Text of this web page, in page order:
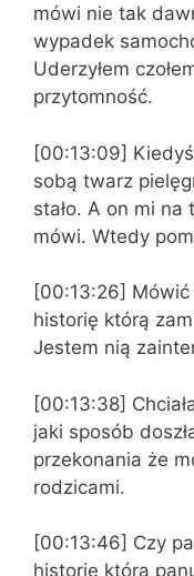
mówi nie tak
wypadek
Uderzyłem
przytomność.
[00:13:09]
sobą twarz
stało. A on mi
mówi. Wtedy
[00:13:26] Mówić
historię którą
Jestem nią
[00:13:38]
jaki sposób
przekonania że
rodzicami.
[00:13:46] Czy
historię którą